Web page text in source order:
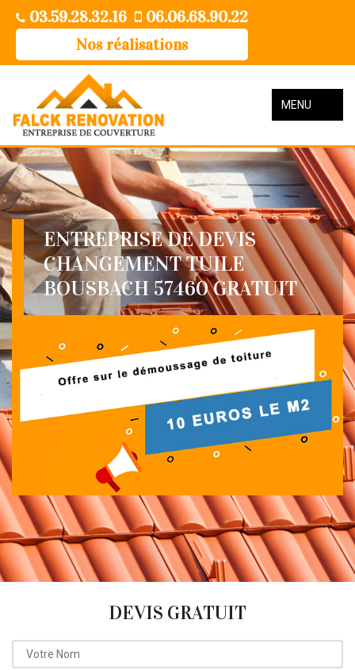
03.59.28.32.16
06.06.68.90.22
Nos réalisations
MENU
ENTREPRISE DE DEVIS
CHANGEMENT TUILE
BOUSBACH 57460 GRATUIT
DEVIS GRATUIT